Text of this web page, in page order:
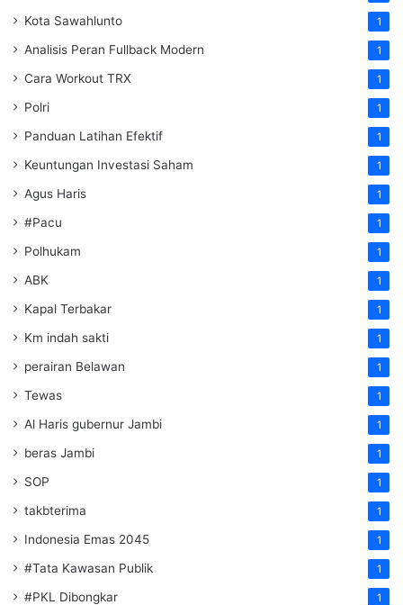
Kota Sawahlunto 1
Analisis Peran Fullback Modern 1
Cara Workout TRX 1
Polri 1
Panduan Latihan Efektif 1
Keuntungan Investasi Saham 1
Agus Haris 1
#Pacu 1
Polhukam 1
ABK 1
Kapal Terbakar 1
Km indah sakti 1
perairan Belawan 1
Tewas 1
Al Haris gubernur Jambi 1
beras Jambi 1
SOP 1
takbterima 1
Indonesia Emas 2045 1
#Tata Kawasan Publik 1
#PKL Dibongkar 1